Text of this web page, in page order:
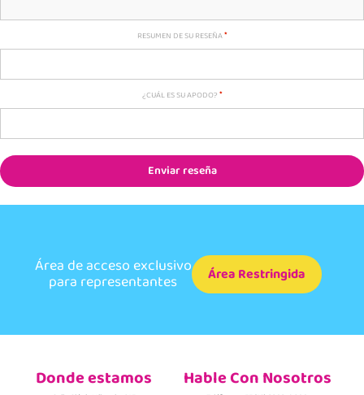
RESUMEN DE SU RESEÑA
¿CUÁL ES SU APODO?
Enviar reseña
Área de acceso exclusivo
para representantes Área Restringida
Donde estamos Hable Con Nosotros